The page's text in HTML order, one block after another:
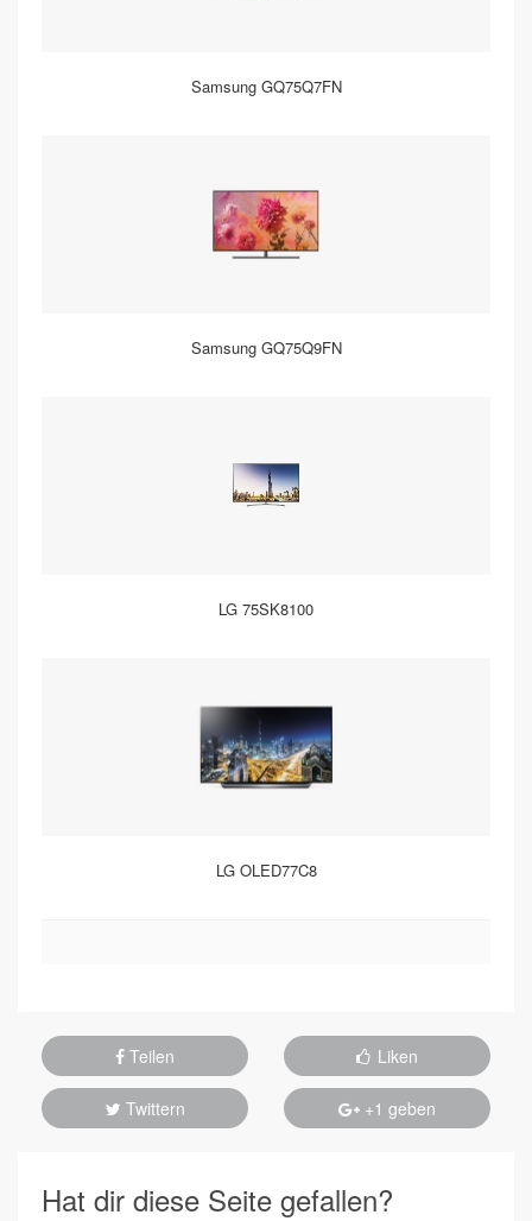
Samsung GQ75Q7FN
Samsung GQ75Q9FN
LG 75SK8100
LG OLED77C8
Teilen Liken
Twittern +1 geben
Hat dir diese Seite gefallen?